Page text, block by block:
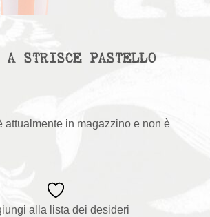
STRISCE PASTELLO
attualmente in magazzino e non è
alla lista dei desideri